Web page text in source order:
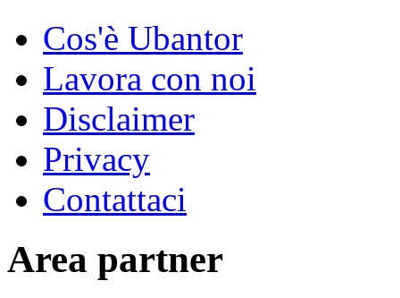
Cos'è Ubantor
Lavora con noi
Disclaimer
Privacy
Contattaci
Area partner